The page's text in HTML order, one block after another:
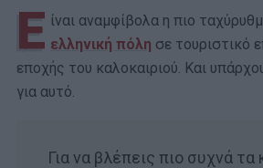
Ε ίναι αναμφίβολα η πιο
ελληνική πόλη σε τουριστικό
εποχής του καλοκαιριού. Και
για αυτό.
Για να βλέπεις πιο συχνά